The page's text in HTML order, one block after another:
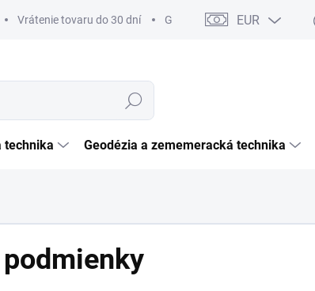
Vrátenie tovaru do 30 dní Garancia bezpečného nákupu
EUR
Hľadať
technika Geodézia a zememeracká technika